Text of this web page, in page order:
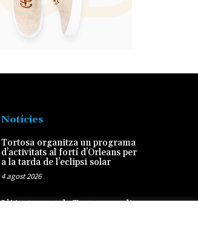
Notícies
Tortosa organitza un programa
d’activitats al fortí d’Orleans per
a la tarda de l’eclipsi solar
4 agost 2026
L’Ajuntament de Tortosa amplia